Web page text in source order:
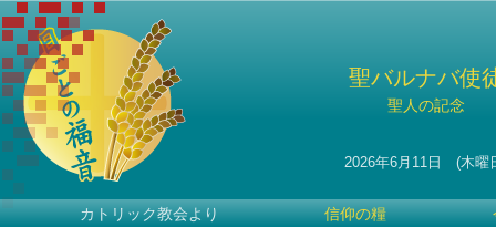
聖バルナバ使
聖人の記念
2026年6月11日 (木曜
カトリック教会より 信仰の糧